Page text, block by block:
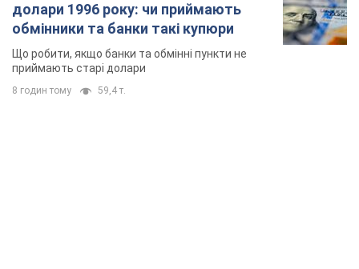
долари 1996 року: чи приймають
обмінники та банки такі купюри
Що робити, якщо банки та обмінні пункти не
приймають старі долари
8 годин тому 59,4 т.